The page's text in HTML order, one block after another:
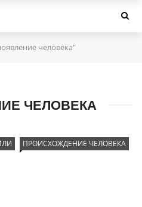
человека"
ЧЕЛОВЕКА
ПРОИСХОЖДЕНИЕ ЧЕЛОВЕКА